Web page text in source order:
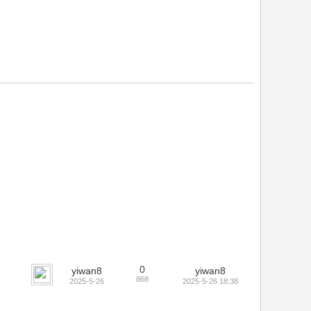
yiwan8
2025-5-26
0
868
yiwan8
2025-5-26 18:38